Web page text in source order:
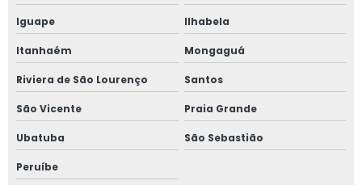
Iguape Ilhabela
Itanhaém Mongaguá
Riviera de São Lourenço Santos
São Vicente Praia Grande
Ubatuba São Sebastião
Peruíbe